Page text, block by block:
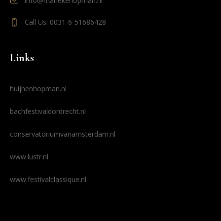
Call Us: 0031-6-51686428
Links
huijnenhopman.nl
bachfestivaldordrecht.nl
conservatoriumvanamsterdam.nl
www.lustr.nl
www.festivalclassique.nl